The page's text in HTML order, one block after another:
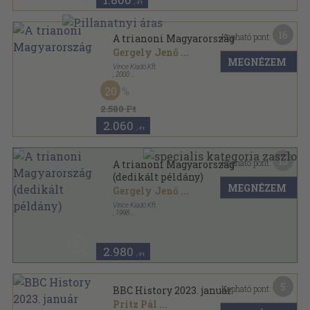
,-Ft
A trianoni Magyarország
Gergely Jenő ...
Vince Kiadó Kft.
2000
Fűzött kemény papírkötés
Tudomány-egyetem sorozat
2.580 Ft
20
2.060 ,-Ft
Kapható pont:
MEGNÉZEM
A trianoni Magyarország
(dedikált példány)
Gergely Jenő ...
Vince Kiadó Kft.
1998
2.980 ,-Ft
Kapható pont: 15
MEGNÉZEM
BBC History 2023. január
Pritz Pál ...
Kapható pont: